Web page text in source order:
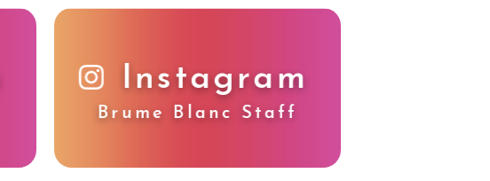
Instagram
Brume Blanc Staff